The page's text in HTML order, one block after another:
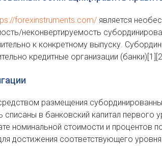
forexinstruments.com/ является
неконвертируемость
к конкретному выпуску.
кредитные организации
размещения
списаны в банковский капитал
номинальной стоимости и
достижения соответствующего